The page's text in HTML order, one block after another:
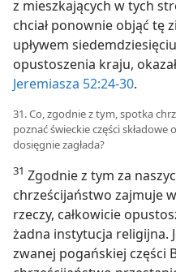
z mieszkających w tych
chciał ponownie objąć tę
upływem
opustoszenia kraju,
Jeremiasza 52:24-30.
31. Co, zgodnie z tym, spotka
poznać świeckie części
dosięgnie zagłada?
31 Zgodnie z tym za
chrześcijaństwo zajmuje
rzeczy, całkowicie
żadna instytucja religijna.
zwanej pogańskiej części